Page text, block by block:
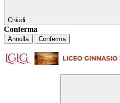
Chiudi
Conferma
Annulla Conferma